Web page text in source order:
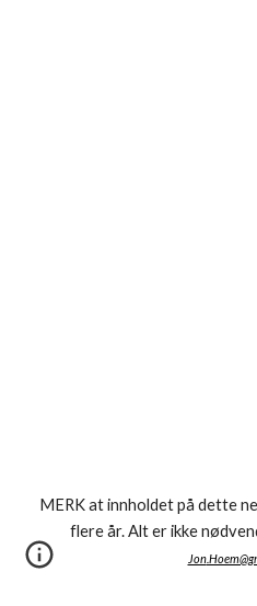
MERK at innholdet på dette
flere år. Alt er ikke
Jon